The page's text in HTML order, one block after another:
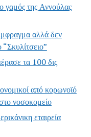
γαμός της Αννούλας
αλλά δεν
τα 100 δις
από κορωνοϊό
νοσοκομείο
εταιρεία